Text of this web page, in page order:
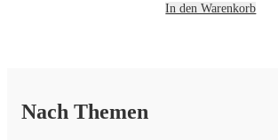
In den Warenkorb
Nach Themen